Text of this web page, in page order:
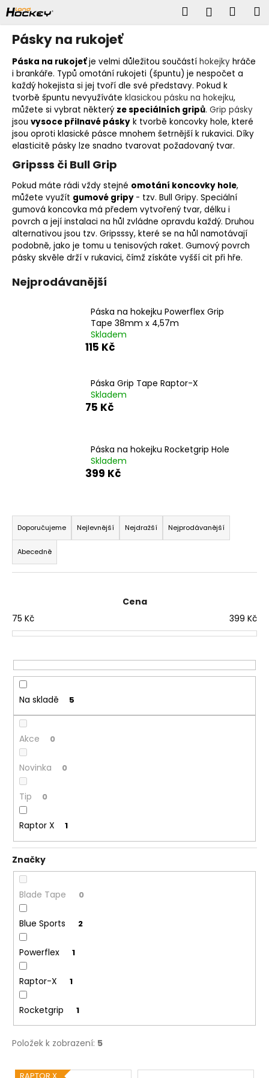
Přejít
na
obsah
Hledat
Pásky na rukojeť
Páska na rukojeťje velmi důležitou součástí hokejky hráče
i brankáře. Typů omotání rukojeti (špuntu) je nespočet a
každý hokejista si jej tvoří dle své představy. Pokud k
tvorbě špuntu nevyužíváte klasickou pásku na hokejku,
můžete si vybrat některý ze speciálních gripů. Grip pásky
jsou vysoce přilnavé pásky k tvorbě koncovky hole, které
jsou oproti klasické pásce mnohem šetrnější k rukavici. Díky
elasticitě pásky lze snadno tvarovat požadovaný tvar.
Gripsss či Bull Grip
Pokud máte rádi vždy stejné omotání koncovky hole,
můžete využít gumové gripy - tzv. Bull Gripy. Speciální
gumová koncovka má předem vytvořený tvar, délku i
povrch a její instalaci na hůl zvládne opravdu každý. Druhou
alternativou jsou tzv. Gripsssy, které se na hůl namotávají
podobně, jako je tomu u tenisových raket. Gumový povrch
pásky skvěle drží v rukavici, čímž získáte vyšší cit při hře.
Nejprodávanější
Páska na hokejku Powerflex Grip
Tape 38mm x 4,57m
Skladem
115 Kč
Páska Grip Tape Raptor-X
Skladem
75 Kč
Páska na hokejku Rocketgrip Hole
Skladem
399 Kč
Ř
a
z
e
n
í
o
d
u
t
ů
Doporučujeme Nejlevnější Nejdražší Nejprodávanější
Abecedně
Cena
75 Kč 399 Kč
Na skladě 5
Akce 0
Novinka 0
Tip 0
Raptor X 1
Značky
Blade Tape 0
Blue Sports 2
Powerflex 1
Raptor-X 1
Rocketgrip 1
Položek k zobrazení: 5
V
o
C
o
p
o
t
ř
e
b
u
e
t
e
n
a
j
í
t
?